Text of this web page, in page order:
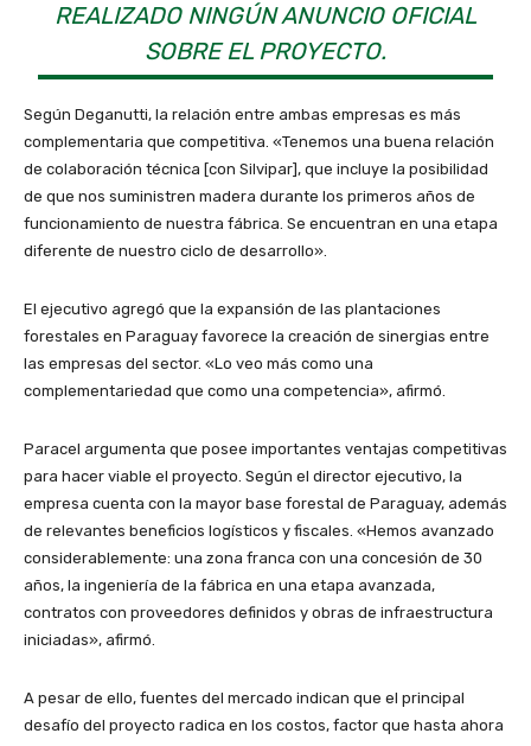
REALIZADO NINGÚN ANUNCIO OFICIAL
SOBRE EL PROYECTO.
Según Deganutti, la relación entre ambas empresas es más
complementaria que competitiva. «Tenemos una buena relación
de colaboración técnica [con Silvipar], que incluye la posibilidad
de que nos suministren madera durante los primeros años de
funcionamiento de nuestra fábrica. Se encuentran en una etapa
diferente de nuestro ciclo de desarrollo».
El ejecutivo agregó que la expansión de las plantaciones
forestales en Paraguay favorece la creación de sinergias entre
las empresas del sector. «Lo veo más como una
complementariedad que como una competencia», afirmó.
Paracel argumenta que posee importantes ventajas competitivas
para hacer viable el proyecto. Según el director ejecutivo, la
empresa cuenta con la mayor base forestal de Paraguay, además
de relevantes beneficios logísticos y fiscales. «Hemos avanzado
considerablemente: una zona franca con una concesión de 30
años, la ingeniería de la fábrica en una etapa avanzada,
contratos con proveedores definidos y obras de infraestructura
iniciadas», afirmó.
A pesar de ello, fuentes del mercado indican que el principal
desafío del proyecto radica en los costos, factor que hasta ahora